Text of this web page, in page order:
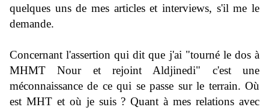
quelques uns de mes articles et interviews, s'il me le
demande.
Concernant l'assertion qui dit que j'ai "tourné le dos à
MHMT Nour et rejoint Aldjinedi" c'est une
méconnaissance de ce qui se passe sur le terrain. Où
est MHT et où je suis ? Quant à mes relations avec